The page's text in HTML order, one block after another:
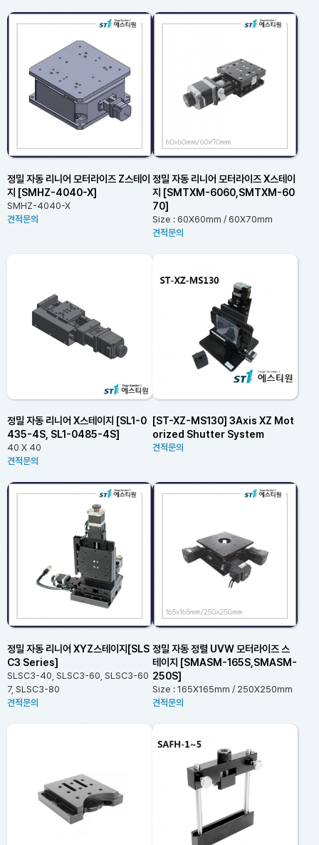
정밀 자동 리니어 모터라이즈 Z스테이
지 [SMHZ-4040-X]
SMHZ-4040-X
견적문의
정밀 자동 리니어 모터라이즈 X스테이
지 [SMTXM-6060,SMTXM-60
70]
Size : 60X60mm / 60X70mm
견적문의
정밀 자동 리니어 X스테이지 [SL1-0
435-4S, SL1-0485-4S]
40 X 40
견적문의
[ST-XZ-MS130] 3Axis XZ Mot
orized Shutter System
견적문의
정밀 자동 리니어 XYZ스테이지[SLS
C3 Series]
SLSC3-40, SLSC3-60, SLSC3-60
7, SLSC3-80
견적문의
정밀 자동 정렬 UVW 모터라이즈 스
테이지 [SMASM-165S,SMASM-
250S]
Size : 165X165mm / 250X250mm
견적문의